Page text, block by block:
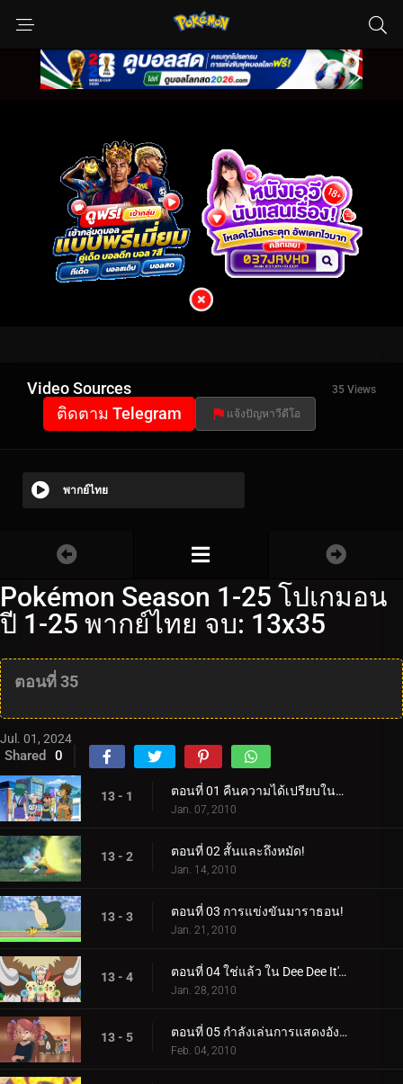
Video Sources 35 Views
ติดตาม Telegram แจ้งปัญหาวีดีโอ
พากย์ไทย
Pokémon Season 1-25 โปเกมอน
ปี 1-25 พากย์ไทย จบ: 13x35
ตอนที่ 35
Jul. 01, 2024
Shared 0
13 - 1 ตอนที่ 01 คืนความได้เปรียบในบ้าน!
Jan. 07, 2010
13 - 2 ตอนที่ 02 สั้นและถึงหมัด!
Jan. 14, 2010
13 - 3 ตอนที่ 03 การแข่งขันมาราธอน!
Jan. 21, 2010
13 - 4 ตอนที่ 04 ใช่แล้ว ใน Dee Dee It's Dawn!
Jan. 28, 2010
13 - 5 ตอนที่ 05 กำลังเล่นการแสดงอังกอร์!
Feb. 04, 2010